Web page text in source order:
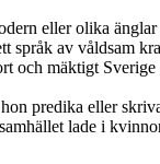
eller olika
språk av våldsam
och mäktigt
predika eller
lade i